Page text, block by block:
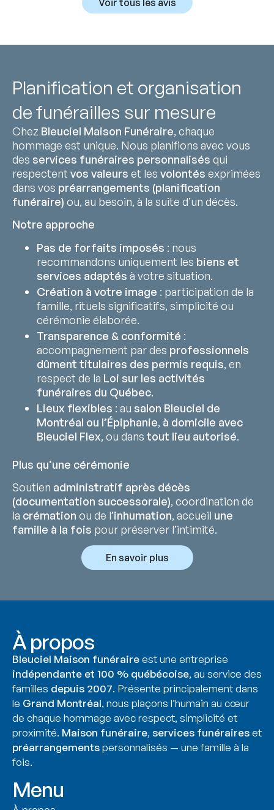
Planification et organisation
de funérailles sur mesure
Chez Bleuciel Maison Funéraire, chaque
hommage est unique. Nous planifions avec vous
des services funéraires personnalisés qui
respectent vos valeurs et les volontés exprimées
dans vos préarrangements (planification
funéraire) ou, au besoin, à la suite d’un décès.
Notre approche
Pas de forfaits imposés : nous
recommandons uniquement les biens et
services adaptés à votre situation.
Création à votre image : participation de la
famille, rituels significatifs, simplicité ou
cérémonie élaborée.
Transparence & conformité :
accompagnement par des professionnels
dûment titulaires des permis requis, en
respect de la Loi sur les activités
funéraires du Québec.
Lieux flexibles : au salon Bleuciel de
Montréal ou l’Épiphanie, à domicile avec
Bleuciel Flex, ou dans tout lieu autorisé.
Plus qu’une cérémonie
Soutien administratif après décès
(documentation successorale), coordination de
la crémation ou de l’inhumation, accueil une
famille à la fois pour préserver l’intimité.
En savoir plus
À propos
Bleuciel Maison funéraireest une entreprise
indépendante et 100 % québécoise, au service des
familles depuis 2007. Présente principalement dans
le Grand Montréal, nous plaçons l’humain au cœur
de chaque hommage avec respect, simplicité et
proximité. Maison funéraire,services funéraireset
préarrangementspersonnalisés — une famille à la
fois.
Menu